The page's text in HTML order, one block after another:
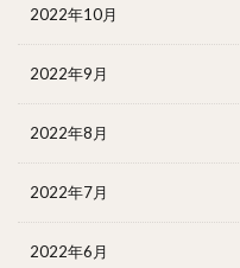
2022年10月
2022年9月
2022年8月
2022年7月
2022年6月